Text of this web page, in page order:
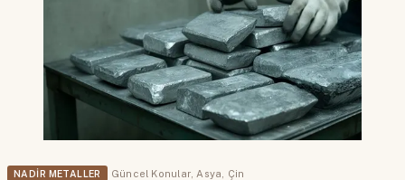
NADIR METALLER Güncel Konular, Asya Çin